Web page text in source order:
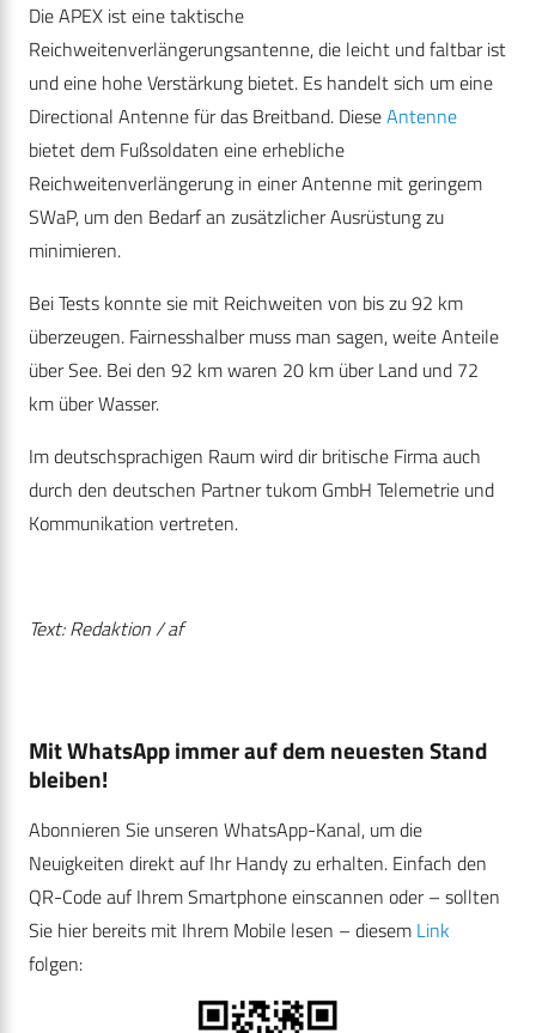
Die APEX ist eine taktische
Reichweitenverlängerungsantenne, die leicht und faltbar ist
und eine hohe Verstärkung bietet. Es handelt sich um eine
Directional Antenne für das Breitband. DieseAntenne
bietet dem Fußsoldaten eine erhebliche
Reichweitenverlängerung in einer Antenne mit geringem
SWaP, um den Bedarf an zusätzlicher Ausrüstung zu
minimieren.
Bei Tests konnte sie mit Reichweiten von bis zu 92 km
überzeugen. Fairnesshalber muss man sagen, weite Anteile
über See. Bei den 92 km waren 20 km über Land und 72
km über Wasser.
Im deutschsprachigen Raum wird dir britische Firma auch
durch den deutschen Partner tukom GmbH Telemetrie und
Kommunikation vertreten.
Text: Redaktion / af
Mit WhatsApp immer auf dem neuesten Stand
bleiben!
Abonnieren Sie unseren WhatsApp-Kanal, um die
Neuigkeiten direkt auf Ihr Handy zu erhalten. Einfach den
QR-Code auf Ihrem Smartphone einscannen oder – sollten
Sie hier bereits mit Ihrem Mobile lesen – diesem Link
folgen: